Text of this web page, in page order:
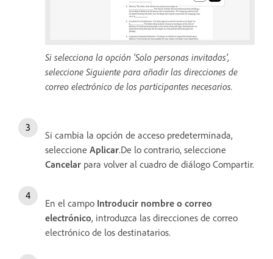
Si selecciona la opción 'Solo personas invitadas',
seleccione Siguiente para añadir las direcciones de
correo electrónico de los participantes necesarios.
Si cambia la opción de acceso predeterminada,
seleccione Aplicar.De lo contrario, seleccione
Cancelar para volver al cuadro de diálogo Compartir.
En el campo Introducir nombre o correo
electrónico, introduzca las direcciones de correo
electrónico de los destinatarios.